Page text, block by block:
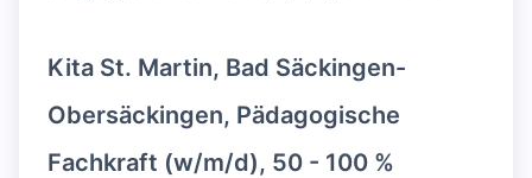
Kita St. Martin, Bad Säckingen-
Obersäckingen, Pädagogische
Fachkraft (w/m/d), 50 - 100 %